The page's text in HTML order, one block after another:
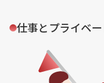
仕事とプライベ